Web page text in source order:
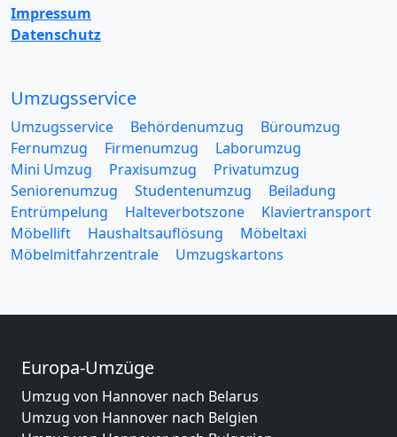
Impressum
Datenschutz
Umzugsservice
Umzugsservice Behördenumzug
Büroumzug
Fernumzug
Firmenumzug
Laborumzug
Mini Umzug
Praxisumzug
Privatumzug
Seniorenumzug
Studentenumzug
Beiladung
Entrümpelung
Halteverbotszone
Klaviertransport
Möbellift
Haushaltsauflösung
Möbeltaxi
Möbelmitfahrzentrale
Umzugskartons
Europa-Umzüge
Umzug von Hannover nach Belarus
Umzug von Hannover nach Belgien